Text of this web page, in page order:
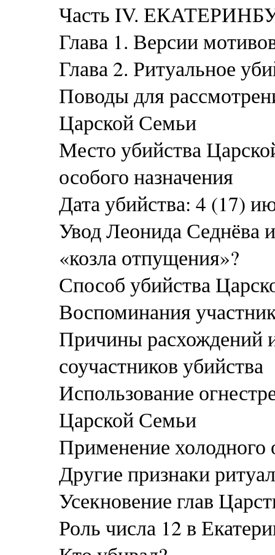
Часть IV.
Глава 1. Версии
Глава 2. Ритуальное
Поводы для
Царской Семьи
Место убийства
особого назначения
Дата убийства: 4 (17)
Увод Леонида Седнёва
«козла отпущения»?
Способ убийства
Воспоминания
Причины расхождений
соучастников убийства
Использование
Царской Семьи
Применение холодного
Другие признаки
Усекновение глав
Роль числа 12 в